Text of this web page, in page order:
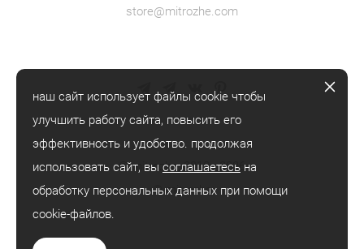
store@mitrozhe.com
© mitrozhe, 2018—2026
® mitrozhe
наш сайт использует файлы cookie чтобы
улучшить работу сайта, повысить его
эффективность и удобство. продолжая
использовать сайт, вы соглашаетесь на
обработку персональных данных при помощи
cookie-файлов.